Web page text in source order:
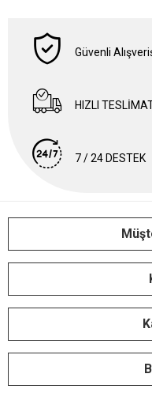
Güvenli
HIZLI
7 / 24 DESTEK